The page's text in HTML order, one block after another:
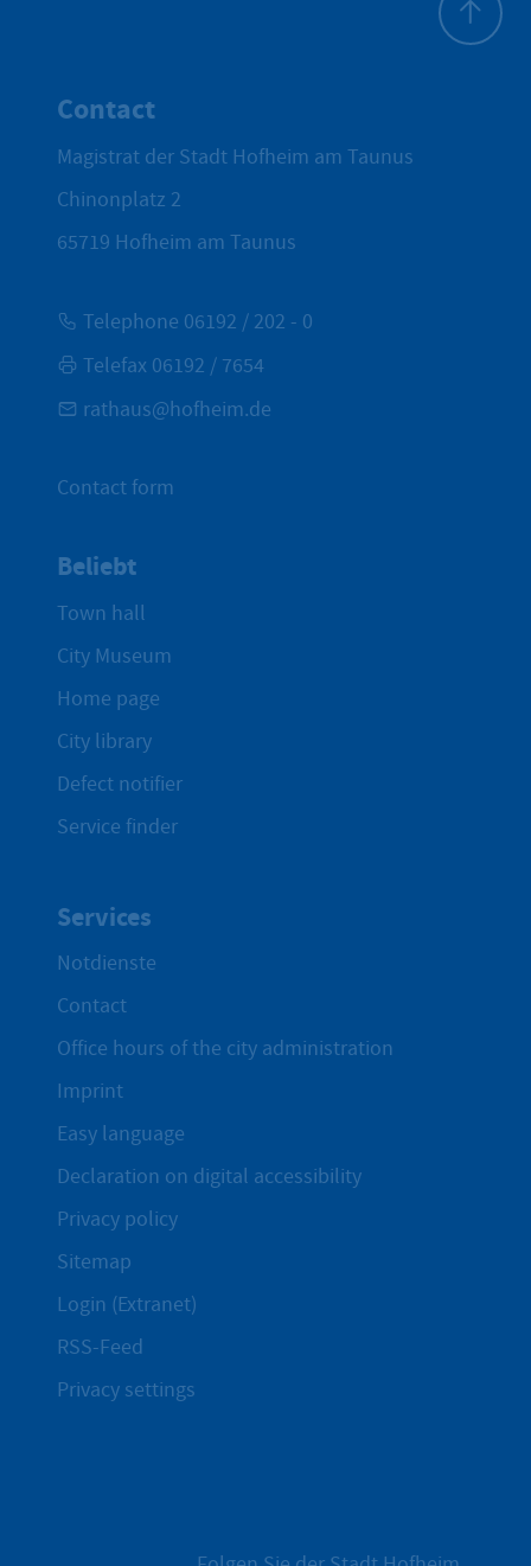
Contact
Magistrat der Stadt Hofheim am Taunus
Chinonplatz 2
65719 Hofheim am Taunus
Telephone 06192 / 202 - 0
Telefax 06192 / 7654
rathaus@hofheim.de
Contact form
Beliebt
Town hall
City Museum
Home page
City library
Defect notifier
Service finder
Services
Notdienste
Contact
Office hours of the city administration
Imprint
Easy language
Declaration on digital accessibility
Privacy policy
Sitemap
Login (Extranet)
RSS-Feed
Privacy settings